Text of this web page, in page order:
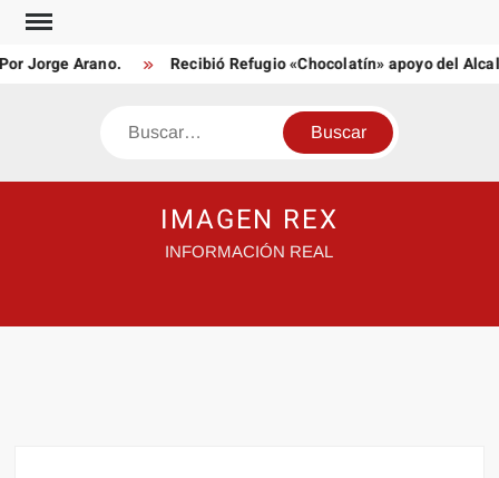
Saltar
contenido
Jorge Arano. Recibió Refugio «Chocolatín» apoyo del
Buscar
IMAGEN REX
INFORMACIÓN REAL